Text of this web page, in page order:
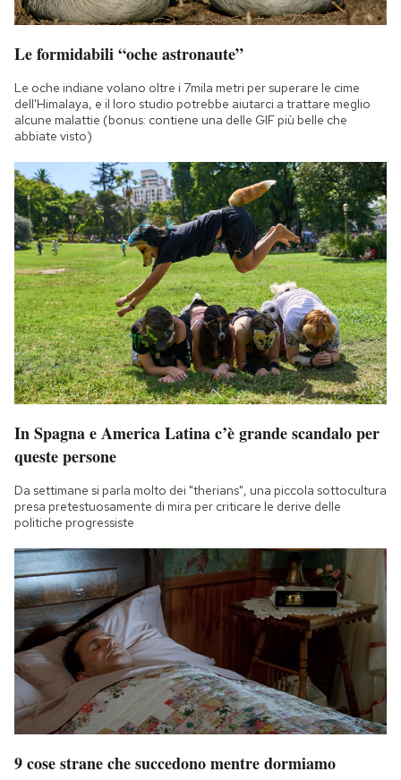
Le formidabili “oche astronaute”
Le oche indiane volano oltre i 7mila metri per superare le cime
dell'Himalaya, e il loro studio potrebbe aiutarci a trattare meglio
alcune malattie (bonus: contiene una delle GIF più belle che
abbiate visto)
In Spagna e America Latina c’è grande scandalo per
queste persone
Da settimane si parla molto dei "therians", una piccola sottocultura
presa pretestuosamente di mira per criticare le derive delle
politiche progressiste
9 cose strane che succedono mentre dormiamo